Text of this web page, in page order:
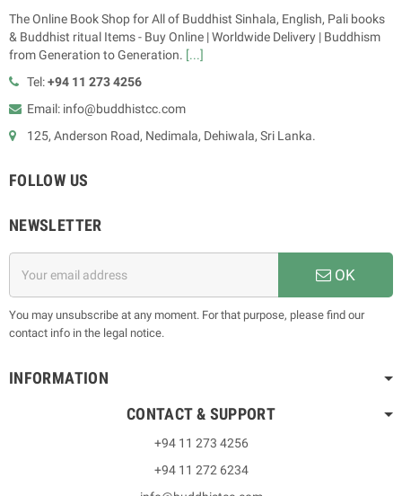
The Online Book Shop for All of Buddhist Sinhala, English, Pali books
& Buddhist ritual Items - Buy Online | Worldwide Delivery | Buddhism
from Generation to Generation. [...]
Tel:+94 11 273 4256
Email: info@buddhistcc.com
125, Anderson Road, Nedimala, Dehiwala, Sri Lanka.
FOLLOW US
NEWSLETTER
OK
You may unsubscribe at any moment. For that purpose, please find our
contact info in the legal notice.
INFORMATION
CONTACT & SUPPORT
+94 11 273 4256
+94 11 272 6234